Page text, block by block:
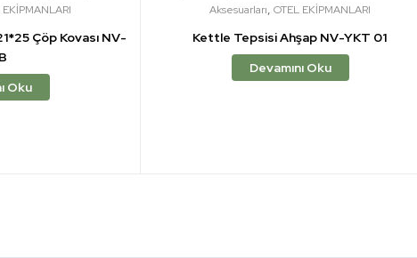
EKİPMANLARI
Çöp Kovası NV-
Oku
Aksesuarları, OTEL EKİPMANLARI
Kettle Tepsisi Ahşap NV-YKT 01
Devamını Oku